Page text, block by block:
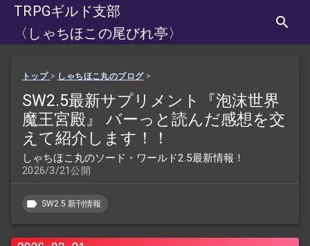
TRPGギルド支部
〈しゃちほこの尾びれ亭〉
トップ > しゃちほこ丸のブログ>
SW2.5最新サプリメント『泡沫世界
魔王宮殿』 バーっと読んだ感想を交
えて紹介します！！
しゃちほこ丸のソード・ワールド2.5最新情報！
2026/3/21公開
SW2.5 新刊情報